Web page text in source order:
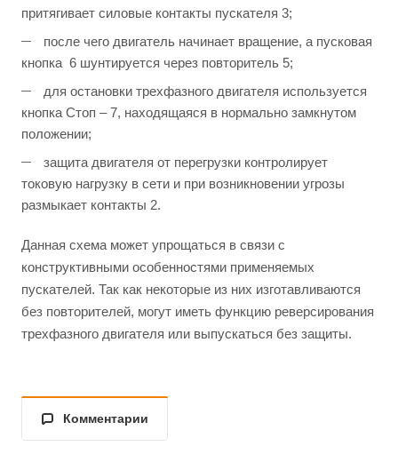
притягивает силовые контакты пускателя 3;
после чего двигатель начинает вращение, а пусковая
кнопка 6 шунтируется через повторитель 5;
для остановки трехфазного двигателя используется
кнопка Стоп – 7, находящаяся в нормально замкнутом
положении;
защита двигателя от перегрузки контролирует
токовую нагрузку в сети и при возникновении угрозы
размыкает контакты 2.
Данная схема может упрощаться в связи с
конструктивными особенностями применяемых
пускателей. Так как некоторые из них изготавливаются
без повторителей, могут иметь функцию реверсирования
трехфазного двигателя или выпускаться без защиты.
Комментарии